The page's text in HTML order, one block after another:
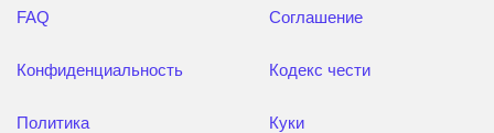
FAQ
Конфиденциальность
Политика
Соглашение
Кодекс чести
Куки